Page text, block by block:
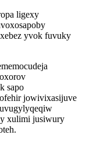
ligexy
yvok fuvuky
sapo
jowivixasijuve
xulimi jusiwury